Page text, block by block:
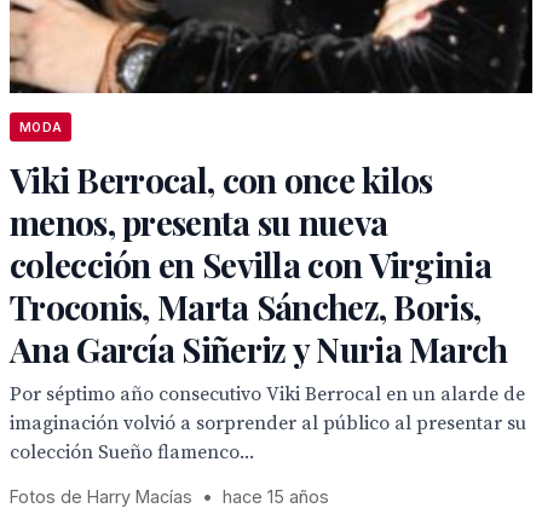
MODA
Viki Berrocal, con once kilos
menos, presenta su nueva
colección en Sevilla con Virginia
Troconis, Marta Sánchez, Boris,
Ana García Siñeriz y Nuria March
Por séptimo año consecutivo Viki Berrocal en un alarde de
imaginación volvió a sorprender al público al presentar su
colección Sueño flamenco...
Fotos de Harry Macías • hace 15 años